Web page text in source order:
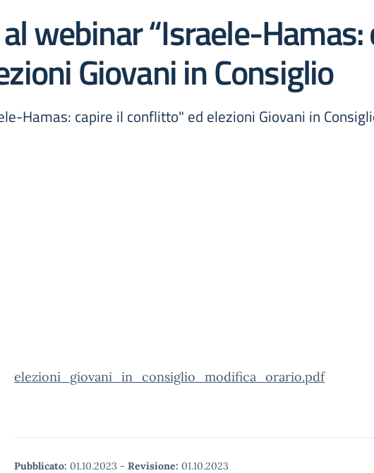
webinar “Israele-Hamas:
Giovani in Consiglio
Hamas: capire il conflitto" ed elezioni Giovani in
elezioni_giovani_in_consiglio_modifica_orario.pdf
Pubblicato: 01.10.2023 - Revisione: 01.10.2023